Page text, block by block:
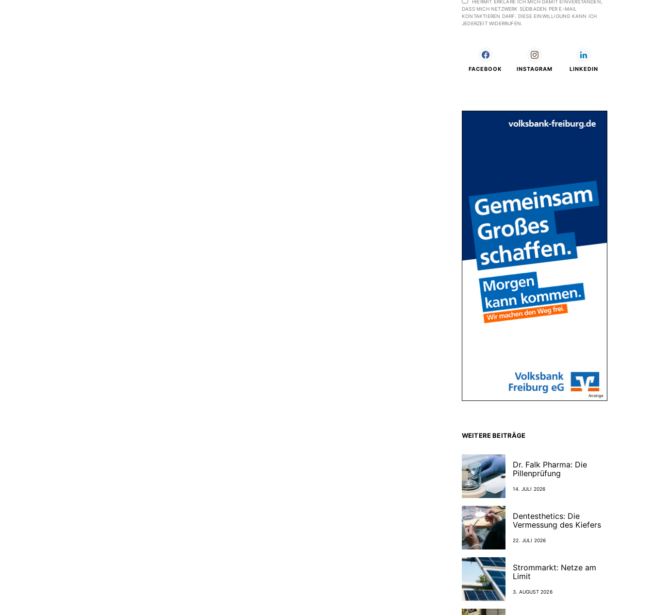
HIERMIT ERKLÄRE ICH MICH DAMIT EINVERSTANDEN,
DASS MICH NETZWERK SÜDBADEN PER E-MAIL
KONTAKTIEREN DARF. DIESE EINWILLIGUNG KANN ICH
JEDERZEIT WIDERRUFEN.
FACEBOOK INSTAGRAM LINKEDIN
Anzeige
WEITERE BEITRÄGE
Dr. Falk Pharma: Die
Pillenprüfung
14. JULI 2026
Dentesthetics: Die
Vermessung des Kiefers
22. JULI 2026
Strommarkt: Netze am
Limit
3. AUGUST 2026